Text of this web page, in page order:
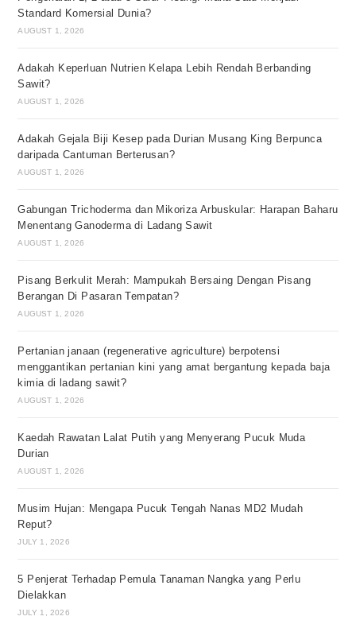
Standard Komersial Dunia?
AUGUST 1, 2026
Adakah Keperluan Nutrien Kelapa Lebih Rendah Berbanding
Sawit?
AUGUST 1, 2026
Adakah Gejala Biji Kesep pada Durian Musang King Berpunca
daripada Cantuman Berterusan?
AUGUST 1, 2026
Gabungan Trichoderma dan Mikoriza Arbuskular: Harapan Baharu
Menentang Ganoderma di Ladang Sawit
AUGUST 1, 2026
Pisang Berkulit Merah: Mampukah Bersaing Dengan Pisang
Berangan Di Pasaran Tempatan?
AUGUST 1, 2026
Pertanian janaan (regenerative agriculture) berpotensi
menggantikan pertanian kini yang amat bergantung kepada baja
kimia di ladang sawit?
AUGUST 1, 2026
Kaedah Rawatan Lalat Putih yang Menyerang Pucuk Muda
Durian
AUGUST 1, 2026
Musim Hujan: Mengapa Pucuk Tengah Nanas MD2 Mudah
Reput?
JULY 1, 2026
5 Penjerat Terhadap Pemula Tanaman Nangka yang Perlu
Dielakkan
JULY 1, 2026